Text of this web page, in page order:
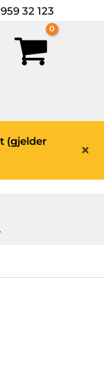
959 32 123
×
(gjelder